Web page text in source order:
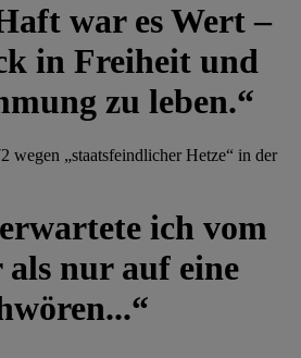
war es Wert –
in Freiheit und
zu leben.“
wegen „staatsfeindlicher Hetze“ in der
ich vom
nur auf eine